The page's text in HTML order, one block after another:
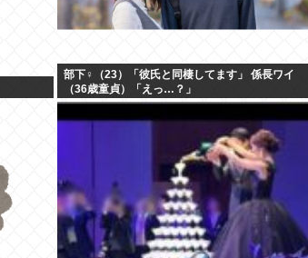
部下♀（23）「彼氏と同棲してます」 係長ワイ
（36歳童貞）「えっ…？」